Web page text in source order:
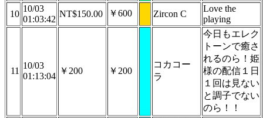
10
10/03
01:03:42
NT$150.00 ￥600 Zircon C
Love the
playing
11
10/03
01:13:04
￥200 ￥200
コカコー
ラ
今日もエレク
トーンで癒さ
れるのら！姫
様の配信１日
１回は見ない
と調子でない
のら！！